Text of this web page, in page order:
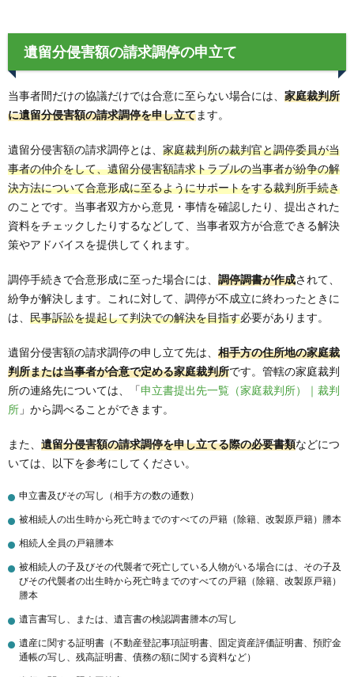
遺留分侵害額の請求調停の申立て
当事者間だけの協議だけでは合意に至らない場合には、 家庭裁判所
に遺留分侵害額の請求調停を申し立てます。
遺留分侵害額の請求調停とは、 家庭裁判所の裁判官と調停委員が当
事者の仲介をして、遺留分侵害額請求トラブルの当事者が紛争の解
決方法について合意形成に至るようにサポートをする裁判所手続き
のことです。当事者双方から意見・事情を確認したり、提出された
資料をチェックしたりするなどして、当事者双方が合意できる解決
策やアドバイスを提供してくれます。
調停手続きで合意形成に至った場合には、 調停調書が作成されて、
紛争が解決します。これに対して、調停が不成立に終わったときに
は、 民事訴訟を提起して判決での解決を目指す必要があります。
遺留分侵害額の請求調停の申し立て先は、 相手方の住所地の家庭裁
判所または当事者が合意で定める家庭裁判所です。管轄の家庭裁判
所の連絡先については、「申立書提出先一覧（家庭裁判所）｜裁判
所 」から調べることができます。
また、 遺留分侵害額の請求調停を申し立てる際の必要書類などにつ
いては、以下を参考にしてください。
申立書及びその写し（相手方の数の通数）
被相続人の出生時から死亡時までのすべての戸籍（除籍、改製原戸籍）謄本
相続人全員の戸籍謄本
被相続人の子及びその代襲者で死亡している人物がいる場合には、その子及
びその代襲者の出生時から死亡時までのすべての戸籍（除籍、改製原戸籍）
謄本
遺言書写し、または、遺言書の検認調書謄本の写し
遺産に関する証明書（不動産登記事項証明書、固定資産評価証明書、預貯金
通帳の写し、残高証明書、債務の額に関する資料など）